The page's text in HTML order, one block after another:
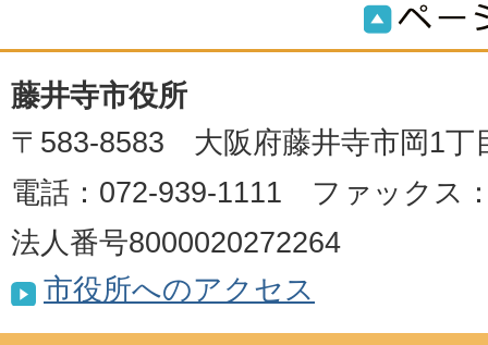
藤井寺市役所
〒583-8583 大阪府藤井寺市岡1丁
電話：072-939-1111 ファックス
法人番号8000020272264
市役所へのアクセス